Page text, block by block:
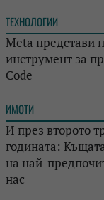
ТЕХНОЛОГИИ
Meta представи
инструмент за
Code
ИМОТИ
И през второто
годината:
на най-
нас